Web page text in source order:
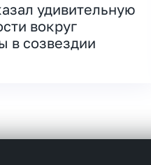
удивительную
вокруг
в созвездии